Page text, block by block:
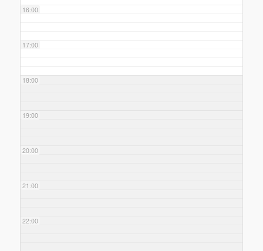
16:00
17:00
18:00
19:00
20:00
21:00
22:00